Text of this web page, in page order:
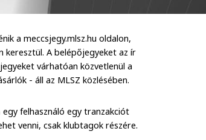
a meccsjegy.mlsz.hu oldalon,
keresztül. A belépőjegyeket az ír
várhatóan közvetlenül a
- áll az MLSZ közlésében.
felhasználó egy tranzakciót
venni, csak klubtagok részére.